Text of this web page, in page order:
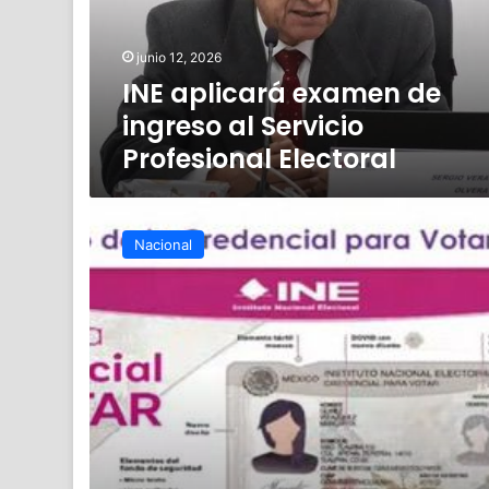
Profesional
Electoraljunio 12, 2026
INE aplicará examen de
ingreso al Servicio
Profesional Electoral
presenta
nuevo
modelo
credencial
para
votar
Nacional